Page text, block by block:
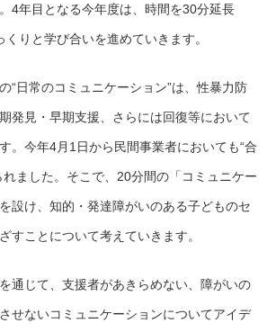
4年目となる今年度は、時間を30分延長
りと学び合いを進めていきます。
“日常のコミュニケーション”は、性暴力防
発見・早期支援、さらには回復等において
。今年4月1日から民間事業者においても“合
ました。そこで、20分間の「コミュニケー
設け、知的・発達障がいのある子どものセ
すことについて考えていきます。
通じて、支援者があきらめない、障がいの
せないコミュニケーションについてアイデ